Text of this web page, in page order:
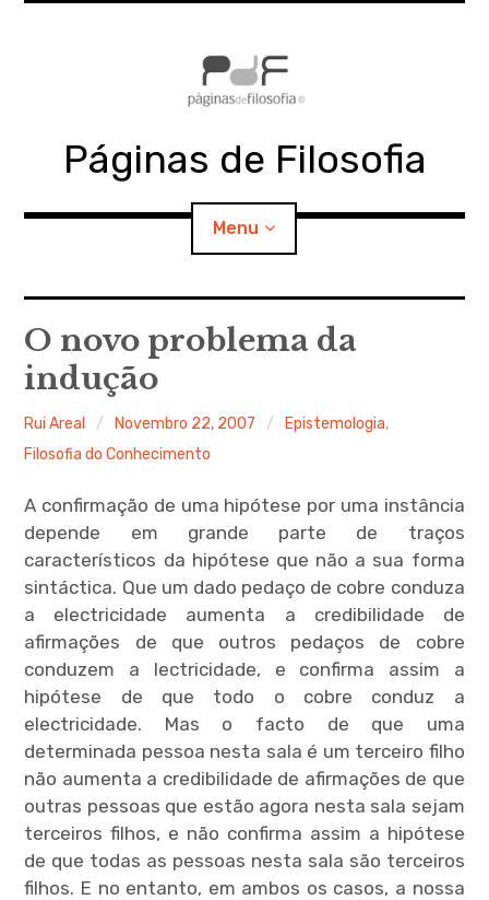
Páginas de Filosofia
Menu
PdF
SECÇÕES
MATERIAIS
child
menu
child
menu
menu
O novo problema da
indução
Rui Areal Novembro 22, 2007 Epistemologia,
Filosofia do Conhecimento
A confirmação de uma hipótese por uma instância
depende em grande parte de traços
característicos da hipótese que não a sua forma
sintáctica. Que um dado pedaço de cobre conduza
a electricidade aumenta a credibilidade de
afirmações de que outros pedaços de cobre
conduzem a lectricidade, e confirma assim a
hipótese de que todo o cobre conduz a
electricidade. Mas o facto de que uma
determinada pessoa nesta sala é um terceiro filho
não aumenta a credibilidade de afirmações de que
outras pessoas que estão agora nesta sala sejam
terceiros filhos, e não confirma assim a hipótese
de que todas as pessoas nesta sala são terceiros
filhos. E no entanto, em ambos os casos, a nossa